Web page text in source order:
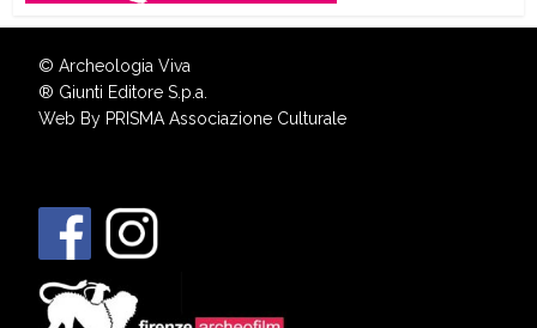
© Archeologia Viva
® Giunti Editore S.p.a.
Web By PRISMA Associazione Culturale